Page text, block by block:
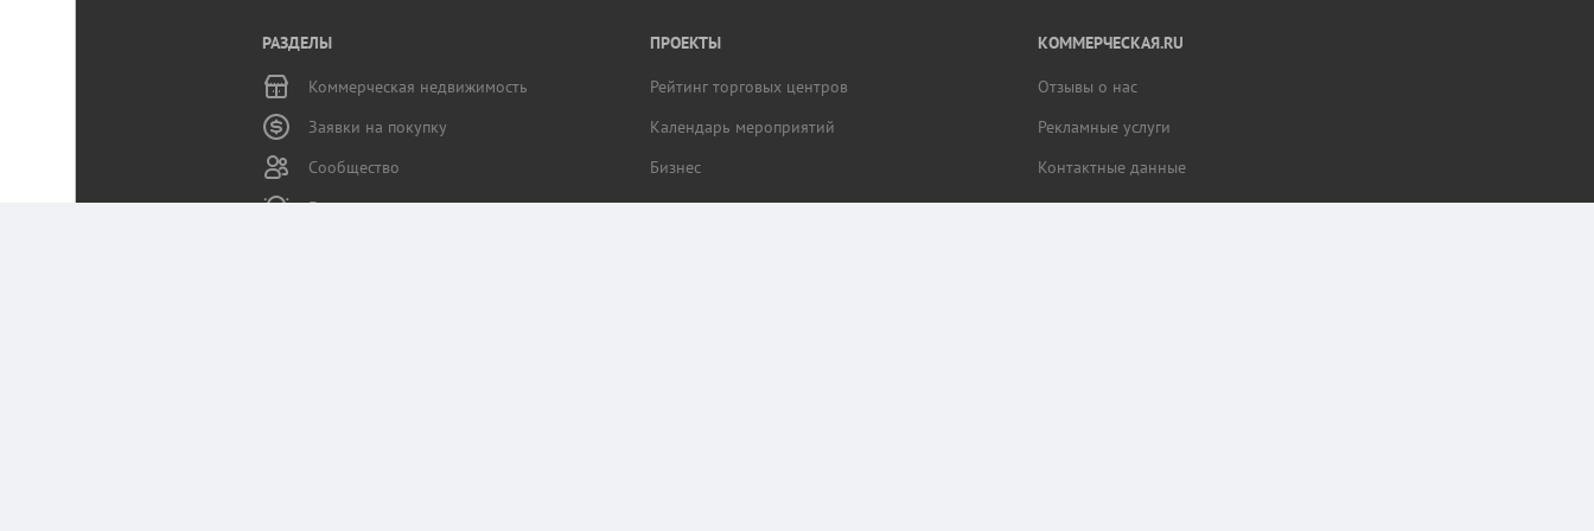
РАЗДЕЛЫ
Коммерческая недвижимость
Заявки на покупку
Сообщество
Бизнес-журнал
ПРОЕКТЫ
Рейтинг торговых центров
Календарь мероприятий
Бизнес
КОММЕРЧЕСКАЯ.RU
Отзывы о нас
Рекламные услуги
Контактные данные